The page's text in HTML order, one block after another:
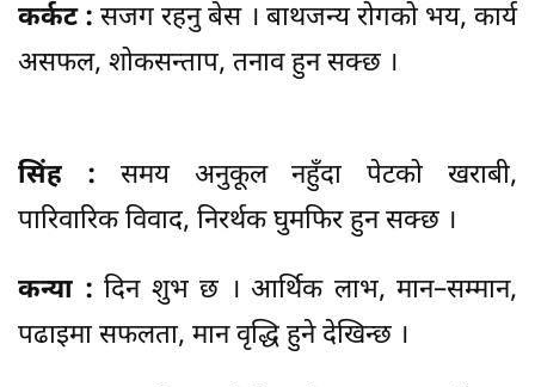
कर्कट : सजग रहनु बेस । बाथजन्य रोगको भय, कार्य
असफल, शोकसन्ताप, तनाव हुन सक्छ ।
सिंह : समय अनुकूल नहुँदा पेटको खराबी,
पारिवारिक विवाद, निरर्थक घुमफिर हुन सक्छ ।
कन्या : दिन शुभ छ । आर्थिक लाभ, मान–सम्मान,
पढाइमा सफलता, मान वृद्धि हुने देखिन्छ ।